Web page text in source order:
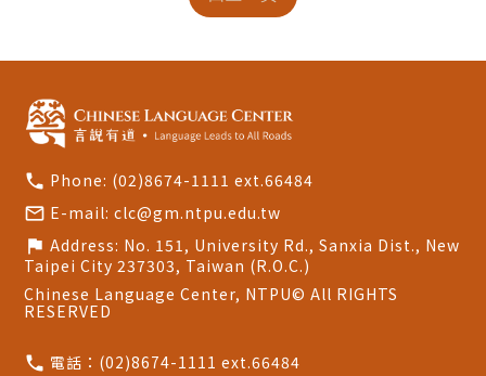
call Phone: (02)8674-1111 ext.66484
mail_outline E-mail:clc@gm.ntpu.edu.tw
flag Address: No. 151, University Rd., Sanxia Dist., New
Taipei City 237303, Taiwan (R.O.C.)
Chinese Language Center, NTPU© All RIGHTS
RESERVED
call 電話： (02)8674-1111 ext.66484